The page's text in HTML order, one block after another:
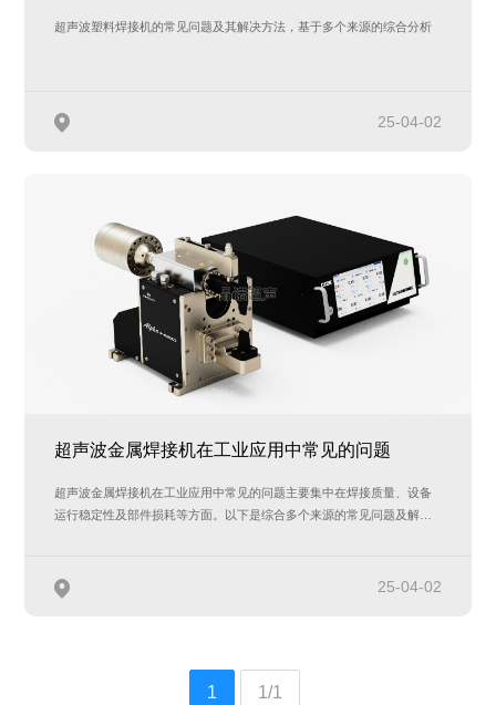
超声波塑料焊接机的常见问题及其解决方法，基于多个来源的综合分析
25-04-02
超声波金属焊接机在工业应用中常见的问题
超声波金属焊接机在工业应用中常见的问题主要集中在焊接质量、设备
运行稳定性及部件损耗等方面。以下是综合多个来源的常见问题及解决
25-04-02
1 1/1